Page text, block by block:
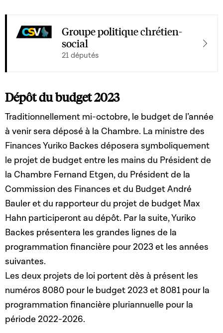
Groupe politique chrétien-
social
21 députés
Dépôt du budget 2023
Traditionnellement mi-octobre, le budget de l’année
à venir sera déposé à la Chambre. La ministre des
Finances Yuriko Backes déposera symboliquement
le projet de budget entre les mains du Président de
la Chambre Fernand Etgen, du Président de la
Commission des Finances et du Budget André
Bauler et du rapporteur du projet de budget Max
Hahn participeront au dépôt. Par la suite, Yuriko
Backes présentera les grandes lignes de la
programmation financière pour 2023 et les années
suivantes.
Les deux projets de loi portent dès à présent les
numéros 8080 pour le budget 2023 et 8081 pour la
programmation financière pluriannuelle pour la
période 2022-2026.